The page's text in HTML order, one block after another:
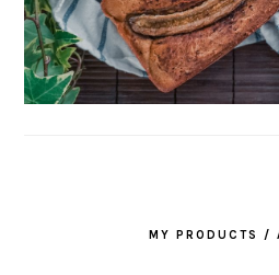
MY PRODUCTS /